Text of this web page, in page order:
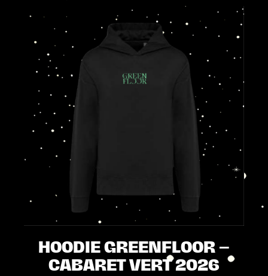
25,00 €. 14,00 €.
HOODIE GREENFLOOR –
CABARET VERT 2026